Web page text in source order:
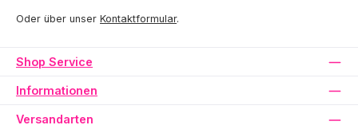
Oder über unser Kontaktformular.
Shop Service
Informationen
Versandarten